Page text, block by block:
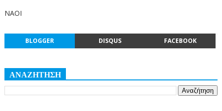
ΝΑΟΙ
BLOGGER DISQUS FACEBOOK
ΑΝΑΖΗΤΗΣΗ